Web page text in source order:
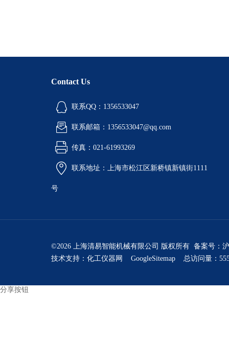
Contact Us
联系QQ：1356533047
联系邮箱：1356533047@qq.com
传真：021-61993269
联系地址：上海市松江区新桥镇新镇街1111
号
©2026 上海清易智能机械有限公司 版权所有 备案号：
技术支持： 化工仪器网 GoogleSitemap 总访问量：
分享按钮